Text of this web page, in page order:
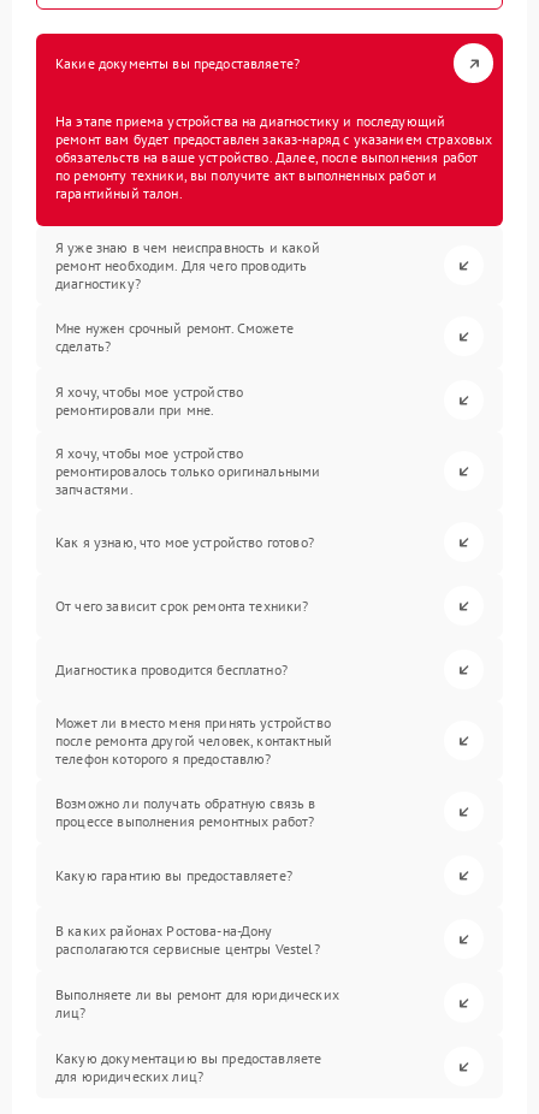
Какие документы вы предоставляете?
На этапе приема устройства на диагностику и последующий
ремонт вам будет предоставлен заказ-наряд с указанием страховых
обязательств на ваше устройство. Далее, после выполнения работ
по ремонту техники, вы получите акт выполненных работ и
гарантийный талон.
Я уже знаю в чем неисправность и какой
ремонт необходим. Для чего проводить
диагностику?
Мне нужен срочный ремонт. Сможете
сделать?
Я хочу, чтобы мое устройство
ремонтировали при мне.
Я хочу, чтобы мое устройство
ремонтировалось только оригинальными
запчастями.
Как я узнаю, что мое устройство готово?
От чего зависит срок ремонта техники?
Диагностика проводится бесплатно?
Может ли вместо меня принять устройство
после ремонта другой человек, контактный
телефон которого я предоставлю?
Возможно ли получать обратную связь в
процессе выполнения ремонтных работ?
Какую гарантию вы предоставляете?
В каких районах Ростова-на-Дону
располагаются сервисные центры Vestel?
Выполняете ли вы ремонт для юридических
лиц?
Какую документацию вы предоставляете
для юридических лиц?